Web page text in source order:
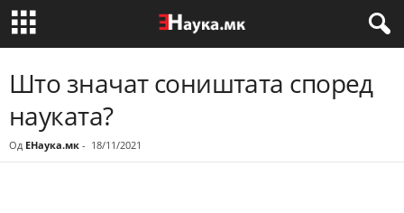
Што значат соништата според
науката?
Од ЕНаука.мк - 18/11/2021